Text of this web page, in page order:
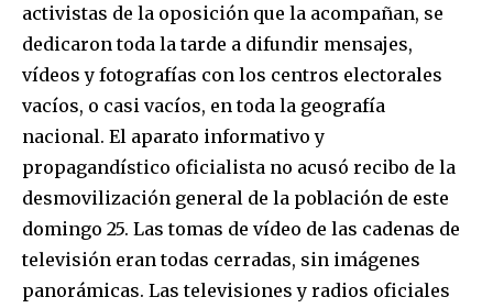
SUBSCRIBE
I've read and accept thePrivacy Policy.
activistas de la oposición que la acompañan, se
dedicaron toda la tarde a difundir mensajes,
vídeos y fotografías con los centros electorales
vacíos, o casi vacíos, en toda la geografía
nacional. El aparato informativo y
propagandístico oficialista no acusó recibo de la
desmovilización general de la población de este
domingo 25. Las tomas de vídeo de las cadenas de
televisión eran todas cerradas, sin imágenes
panorámicas. Las televisiones y radios oficiales